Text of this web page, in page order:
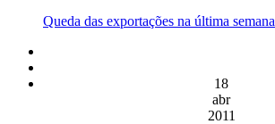
Queda das exportações na última semana
18
abr
2011